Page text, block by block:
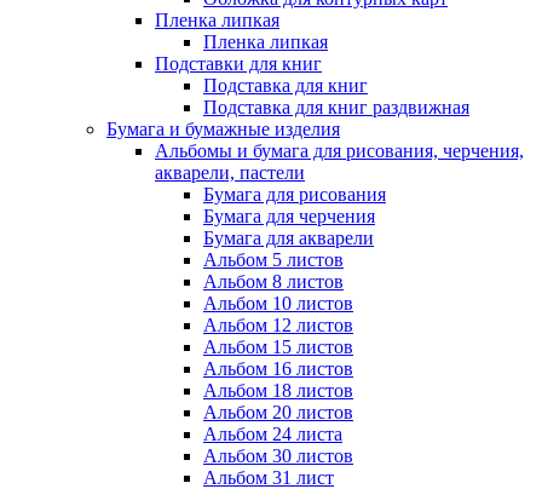
Пленка липкая
Пленка липкая
Подставки для книг
Подставка для книг
Подставка для книг раздвижная
Бумага и бумажные изделия
Альбомы и бумага для рисования, черчения,
акварели, пастели
Бумага для рисования
Бумага для черчения
Бумага для акварели
Альбом 5 листов
Альбом 8 листов
Альбом 10 листов
Альбом 12 листов
Альбом 15 листов
Альбом 16 листов
Альбом 18 листов
Альбом 20 листов
Альбом 24 листа
Альбом 30 листов
Альбом 31 лист